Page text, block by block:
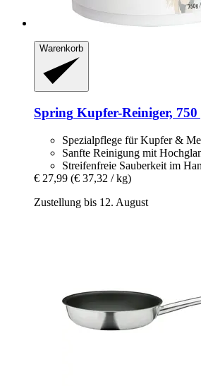
Warenkorb
Spring Kupfer-​Reiniger, 750
Spezialpflege für Kupfer &
Sanfte Reinigung mit
Streifenfreie Sauberkeit im
€ 27,99 (€ 37,32 / kg)
Zustellung bis 12. August